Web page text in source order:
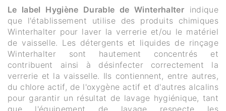
Le label Hygiène Durable de Winterhalter indique
que l'établissement utilise des produits chimiques
Winterhalter pour laver la verrerie et/ou le matériel
de vaisselle. Les détergents et liquides de rinçage
Winterhalter sont hautement concentrés et
contribuent ainsi à désinfecter correctement la
verrerie et la vaisselle. Ils contiennent, entre autres,
du chlore actif, de l'oxygène actif et d'autres alcalins
pour garantir un résultat de lavage hygiénique, tant